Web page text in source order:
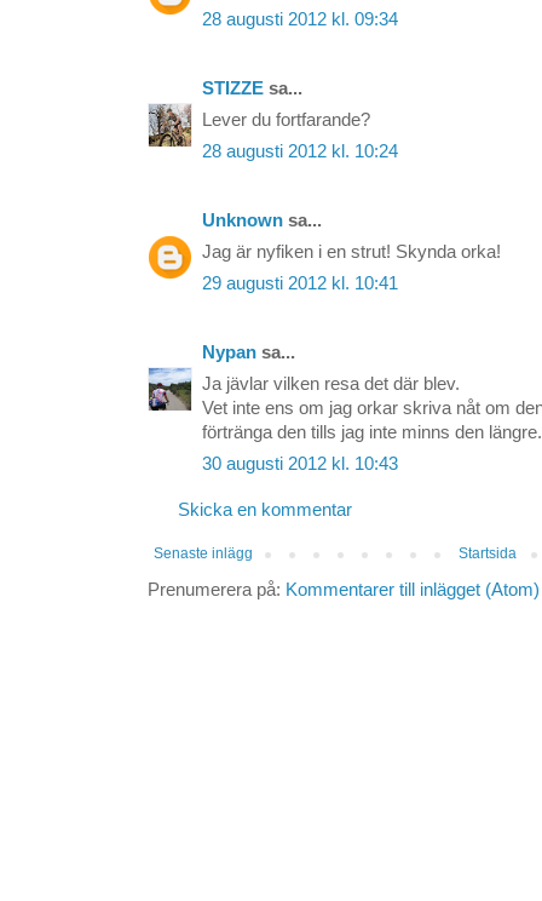
28 augusti 2012 kl. 09:34
STIZZE sa...
Lever du fortfarande?
28 augusti 2012 kl. 10:24
Unknown sa...
Jag är nyfiken i en strut! Skynda orka!
29 augusti 2012 kl. 10:41
Nypan sa...
Ja jävlar vilken resa det där blev.
Vet inte ens om jag orkar skriva nåt om
förtränga den tills jag inte minns den längre.
30 augusti 2012 kl. 10:43
Skicka en kommentar
Senaste inlägg Startsida
Prenumerera på: Kommentarer till inlägget (Atom)